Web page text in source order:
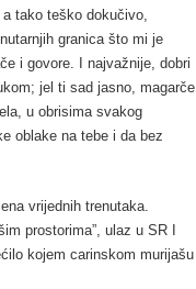
tako teško dokučivo,
granica što mi je
i govore. I najvažnije, dobri
jel ti sad jasno, magarče
u obrisima svakog
oblake na tebe i da bez
vrijednih trenutaka.
prostorima”, ulaz u SR I
kojem carinskom murijašu